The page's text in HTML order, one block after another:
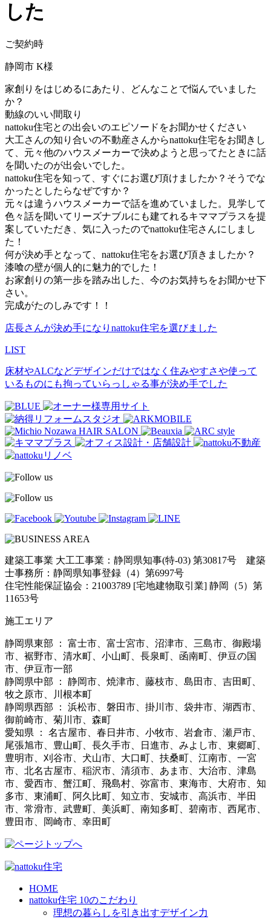
した
ご契約時
静岡市 K様
家創りをはじめるにあたり、どんなことで悩んでいました
か？
動線のいい間取り
nattoku住宅との出会いのエピソードをお聞かせください
大工さんの知り合いの不動産さんからnattoku住宅をお聞きし
て、元々他のハウスメーカーで決めようと思ってたときに話
を聞いたのが出会いでした。
nattoku住宅を知って、すぐにお選び頂けましたか？そうでな
かったとしたらなぜですか？
元々は違うハウスメーカーで話を進めていました。見学して
色々話を聞いてリーズナブルにも建てれるキママプラスを提
案していただき、気に入ったのでnattoku住宅さんにしまし
た！
何が決め手となって、nattoku住宅をお選び頂きましたか？
漆喰の壁が個人的に魅力的でした！
お家創りの第一歩を踏み出した、今のお気持ちをお聞かせ下
さい。
完成がたのしみです！！
店長さんが決め手になりnattoku住宅を選びました
LIST
床材やALCなどデザインだけではなく住みやすさや使って
いるものにも拘っていらっしゃる事が決め⼿でした
建築工事業 大工工事業：静岡県知事(特-03) 第30817号 建築
士事務所：静岡県知事登録（4）第6997号
住宅性能保証協会：21003789 [宅地建物取引業] 静岡（5）第
11653号
施工エリア
静岡県東部 ： 富士市、富士宮市、沼津市、三島市、御殿場
市、裾野市、清水町、小山町、長泉町、函南町、伊豆の国
市、伊豆市一部
静岡県中部 ： 静岡市、焼津市、藤枝市、島田市、吉田町、
牧之原市、川根本町
静岡県西部 ： 浜松市、磐田市、掛川市、袋井市、湖西市、
御前崎市、菊川市、森町
愛知県 ： 名古屋市、春日井市、小牧市、岩倉市、瀬戸市、
尾張旭市、豊山町、長久手市、日進市、みよし市、東郷町、
豊明市、刈谷市、犬山市、大口町、扶桑町、江南市、一宮
市、北名古屋市、稲沢市、清須市、あま市、大治市、津島
市、愛西市、蟹江町、飛島村、弥富市、東海市、大府市、知
多市、東浦町、阿久比町、知立市、安城市、高浜市、半田
市、常滑市、武豊町、美浜町、南知多町、碧南市、西尾市、
豊田市、岡崎市、幸田町
HOME
nattoku住宅 10のこだわり
理想の暮らしを引き出すデザイン力